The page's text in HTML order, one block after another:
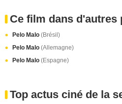
Ce film dans d'autres
Pelo Malo (Brésil)
Pelo Malo (Allemagne)
Pelo Malo (Espagne)
Top actus ciné de la